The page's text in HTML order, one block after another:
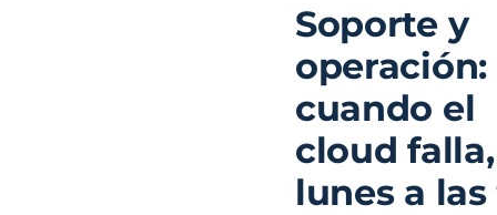
Soporte y
operación:
cuando el
cloud
lunes a las